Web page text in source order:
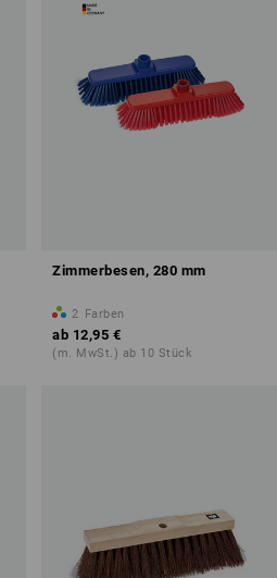
Zimmerbesen, 280 mm
2 Farben
ab 12,95 €
(m. MwSt.) ab 10 Stück